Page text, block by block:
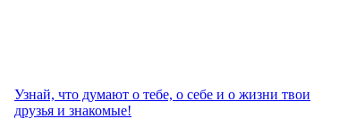
Узнай, что думают о тебе, о себе и о жизни твои
друзья и знакомые!